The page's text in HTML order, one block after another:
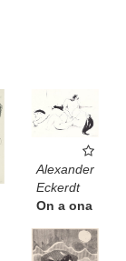
Alexander
Eckerdt
On a ona